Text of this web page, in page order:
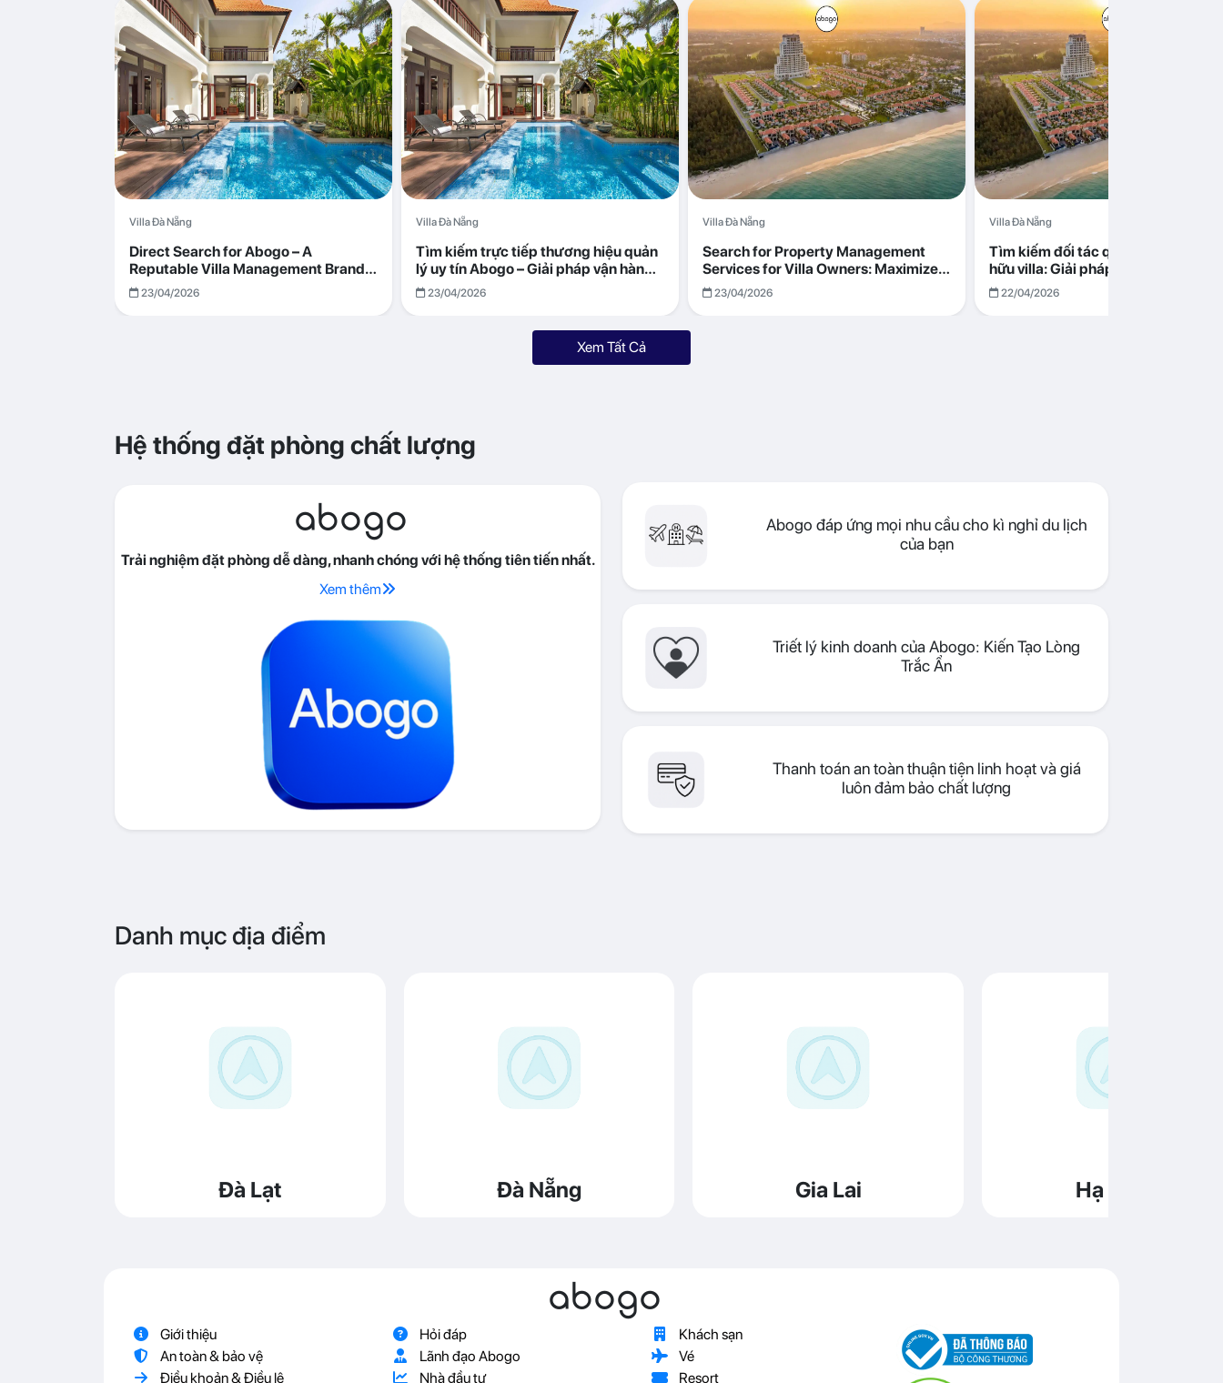
Villa Đà Nẵng
Direct Search for Abogo – A
Reputable Villa Management Brand
with Transparent and Effective
Operations
23/04/2026
Villa Đà Nẵng
Tìm kiếm trực tiếp thương hiệu quản
lý uy tín Abogo – Giải pháp vận hành
villa hiệu quả, minh bạch
23/04/2026
Villa Đà Nẵng
Search for Property Management
Services for Villa Owners: Maximize
Returns with Abogo in Da Nang
23/04/2026
Villa Đà Nẵng
Tìm kiếm đối tác quản lý cho chủ sở
hữu villa: Giải pháp tối ưu lợi nhuận
cùng Abogo tại Đà Nẵng
22/04/2026
Xem Tất Cả
Hệ thống đặt phòng chất lượng
abogo
Trải nghiệm đặt phòng dễ dàng, nhanh chóng với hệ thống tiên tiến nhất.
Xem thêm
Abogo đáp ứng mọi nhu cầu cho kì nghỉ du lịch
của bạn
Triết lý kinh doanh của Abogo: Kiến Tạo Lòng
Trắc Ẩn
Thanh toán an toàn thuận tiện linh hoạt và giá
luôn đảm bảo chất lượng
Danh mục địa điểm
Đà Lạt Đà Nẵng Gia Lai Hạ Long
abogo
Giới thiệu
An toàn & bảo vệ
Điều khoản & Điều lệ
Hỏi đáp
Lãnh đạo Abogo
Nhà đầu tư
Khách sạn
Vé
Resort